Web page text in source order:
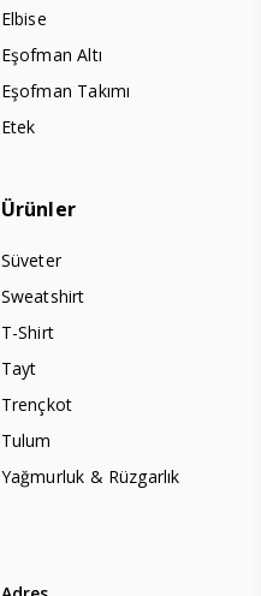
Elbise
Eşofman Altı
Eşofman Takımı
Etek
Ürünler
Süveter
Sweatshirt
T-Shirt
Tayt
Trençkot
Tulum
Yağmurluk & Rüzgarlık